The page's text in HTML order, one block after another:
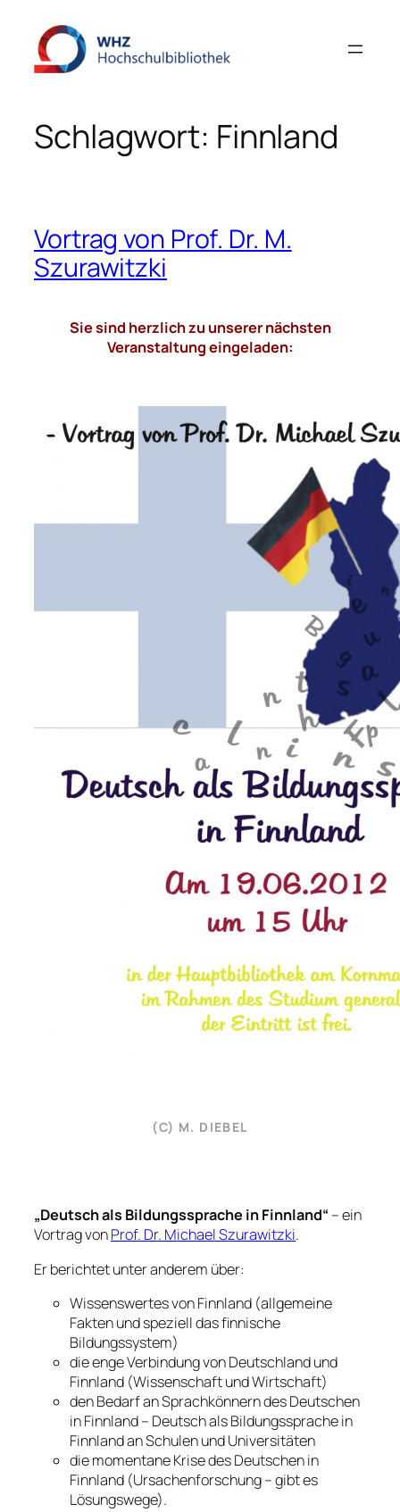
Inhalt
springen
Schlagwort: Finnland
Vortrag von Prof. Dr. M.
Szurawitzki
Sie sind herzlich zu unserer nächsten
Veranstaltung eingeladen:
(C) M. DIEBEL
„Deutsch als Bildungssprache in Finnland“ – ein
Vortrag vonProf. Dr. Michael Szurawitzki.
Er berichtet unter anderem über:
Wissenswertes von Finnland (allgemeine
Fakten und speziell das finnische
Bildungssystem)
die enge Verbindung von Deutschland und
Finnland (Wissenschaft und Wirtschaft)
den Bedarf an Sprachkönnern des Deutschen
in Finnland – Deutsch als Bildungssprache in
Finnlandan Schulen und Universitäten
die momentane Krise des Deutschen in
Finnland (Ursachenforschung – gibt es
Lösungswege).